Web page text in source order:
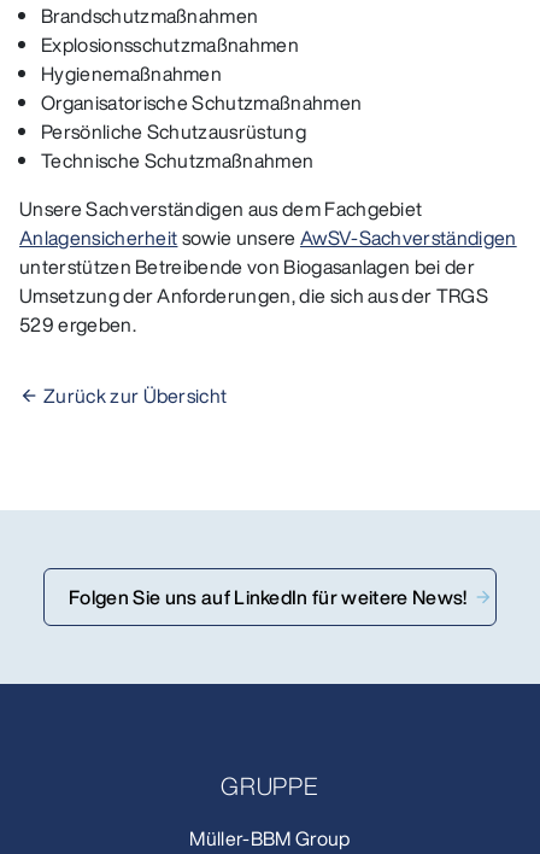
Brandschutzmaßnahmen
Explosionsschutzmaßnahmen
Hygienemaßnahmen
Organisatorische Schutzmaßnahmen
Persönliche Schutzausrüstung
Technische Schutzmaßnahmen
Unsere Sachverständigen aus dem Fachgebiet
Anlagensicherheitsowie unsereAwSV-Sachverständigen
unterstützen Betreibende von Biogasanlagen bei der
Umsetzung der Anforderungen, die sich aus der TRGS
529 ergeben.
Zurück zur Übersicht
Folgen Sie uns auf LinkedIn für weitere News!
GRUPPE
Müller-BBM Group